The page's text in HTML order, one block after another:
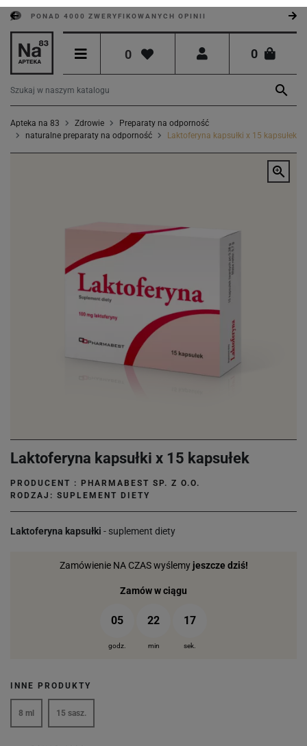
PONAD 4000 ZWERYFIKOWANYCH OPINII
0 0

Apteka na 83 Zdrowie
Preparaty na odporność
naturalne preparaty na odporność
Laktoferyna kapsułki x 15 kapsułek

Laktoferyna kapsułki x 15 kapsułek
PRODUCENT :
PHARMABEST SP. Z O.O.
RODZAJ: SUPLEMENT DIETY
Laktoferyna kapsułki - suplement diety
Zamówienie NA CZAS wyślemy jeszcze dziś!
Zamów w ciągu
05 22 16
godz. min sek.
INNE PRODUKTY
8 ml 15 sasz.